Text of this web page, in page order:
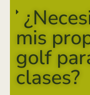
mis
golf
clases?